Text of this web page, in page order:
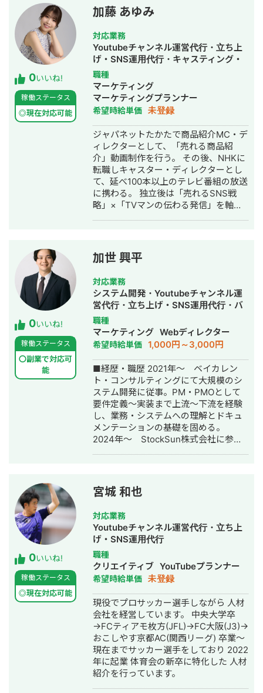
0いいね!
稼働ステータス
◎現在対応可能
加藤 あゆみ
対応業務
Youtubeチャンネル運営代行・立ち上
げ・SNS運用代行・キャスティング・
動画制作・動画編集
職種
マーケティング
マーケティングプランナー
希望時給単価 未登録
ジャパネットたかたで商品紹介MC・デ
ィレクターとして、「売れる商品紹
介」動画制作を行う。 その後、NHKに
転職しキャスター・ディレクターとし
て、延べ100本以上のテレビ番組の放送
に携わる。 独立後は「売れるSNS戦
略」×「TVマンの伝わる発信」を軸
0いいね!
稼働ステータス
〇副業で対応可
能
加世 興平
対応業務
システム開発・Youtubeチャンネル運
営代行・立ち上げ・SNS運用代行・バ
ナー制作・デザイン・AI活用
職種
マーケティング Webディレクター
希望時給単価 1,000円～3,000円
■経歴・職歴 2021年〜 ベイカレン
ト・コンサルティングにて大規模のシ
ステム開発に従事。PM・PMOとして
要件定義〜実装まで上流〜下流を経験
し、業務・システムへの理解とドキュ
メンテーションの基礎を固める。
2024年〜 StockSun株式会社に参
ートナーと協働しながら、シリーズ全
体の売上・利益成長を牽引するポジシ
ョンを担う。 ■実績 #ITコンサルタン
ト ・大手証券会社 情報システム部門
のシステム開発保守運用のPMとして、
数百万円〜数億円程度の開発規模の
PMを実施。 主に要件定義〜設計、
UAT〜リリース支援を行う。 ・大手航
空会社 数百億円規模のWebサービス
開発のPMOとして、受託企業側で参
画。PJ課題のマネジメントに従事。 ・
大手不動産会社 情報システム部門の
研修設計〜実行まで支援。 営業・
CRMシステムの新規開発PMOとして支
援。 #道場シリーズ運営(マーケ〜セー
ルスまで一気通貫で対応) ・マーケティ
ング コンセプト策定〜広告運用、
YouTube運用・LINE構築を担当 プロ
0いいね!
稼働ステータス
◎現在対応可能
宮城 和也
対応業務
Youtubeチャンネル運営代行・立ち上
げ・SNS運用代行
職種
クリエイティブ YouTubeプランナー
希望時給単価 未登録
現役でプロサッカー選手しながら 人材
会社を経営しています。 中央大学卒
→FCティアモ枚方(JFL)→FC大阪(J3)→
おこしやす京都AC(関西リーグ) 卒業〜
現在までサッカー選手をしており 2022
年に起業 体育会の新卒に特化した 人材
紹介を行っています。